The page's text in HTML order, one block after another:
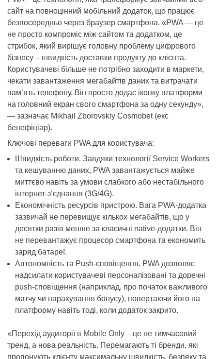
сайт на повноцінний мобільний додаток, що працює
безпосередньо через браузер смартфона. «PWA — це
не просто компроміс між сайтом та додатком, це
стрибок, який вирішує головну проблему цифрового
бізнесу – швидкість доставки продукту до клієнта.
Користувачеві більше не потрібно заходити в маркети,
чекати завантаження мегабайтів даних та витрачати
пам’ять телефону. Він просто додає іконку платформи
на головний екран свого смартфона за одну секунду»,
— зазначає Mikhail Zborovskiy Cosmobet (екс
бенефіціар).
Ключові переваги PWA для користувача:
Швидкість роботи. Завдяки технології Service Workers
та кешуванню даних, PWA завантажується майже
миттєво навіть за умови слабкого або нестабільного
інтернет-з’єднання (3G/4G).
Економічність ресурсів пристрою. Вага PWA-додатка
зазвичай не перевищує кількох мегабайтів, що у
десятки разів менше за класичні native-додатки. Він
не перевантажує процесор смартфона та економить
заряд батареї.
Автономність та Push-сповіщення. PWA дозволяє
надсилати користувачеві персоналізовані та доречні
push-сповіщення (наприклад, про початок важливого
матчу чи нарахування бонусу), повертаючи його на
платформу навіть тоді, коли додаток закрито.
«Перехід аудиторії в Mobile Only – це не тимчасовий
тренд, а нова реальність. Перемагають ті бренди, які
пропонують клієнту максимальну швидкість, безпеку та